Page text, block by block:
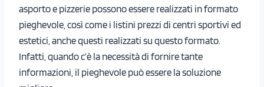
asporto e pizzerie possono essere realizzati in formato
pieghevole, così come i listini prezzi di centri sportivi ed
estetici, anche questi realizzati su questo formato.
Infatti, quando c’è la necessità di fornire tante
informazioni, il pieghevole può essere la soluzione